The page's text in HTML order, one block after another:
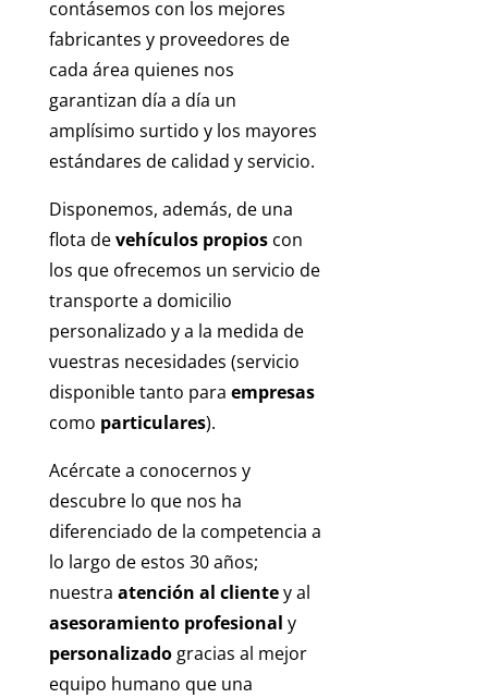
contásemos con los mejores
fabricantes y proveedores de
cada área quienes nos
garantizan día a día un
amplísimo surtido y los mayores
estándares de calidad y servicio.
Disponemos, además, de una
flota devehículos propioscon
los que ofrecemos un servicio de
transporte a domicilio
personalizado y a la medida de
vuestras necesidades (servicio
disponible tanto para empresas
como particulares).
Acércate a conocernos y
descubre lo que nos ha
diferenciado de la competencia a
lo largo de estos 30 años;
nuestra atención al clientey al
asesoramiento profesional y
personalizadogracias al mejor
equipo humano que una